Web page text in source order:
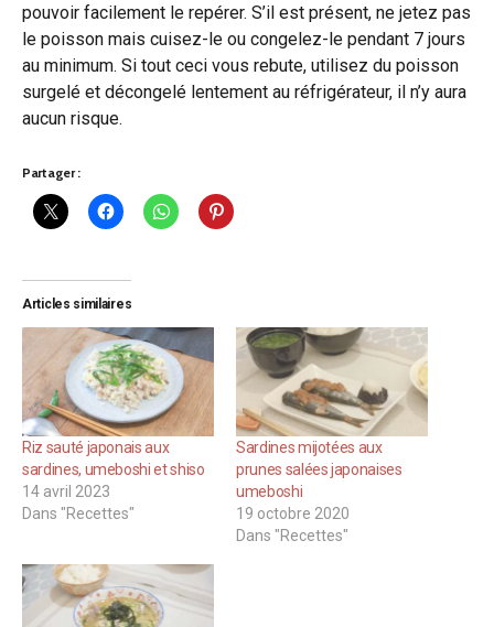
pouvoir facilement le repérer. S’il est présent, ne jetez pas
le poisson mais cuisez-le ou congelez-le pendant 7 jours
au minimum. Si tout ceci vous rebute, utilisez du poisson
surgelé et décongelé lentement au réfrigérateur, il n’y aura
aucun risque.
Partager :
Articles similaires
Riz sauté japonais aux
sardines, umeboshi et shiso
14 avril 2023
Dans "Recettes"
Sardines mijotées aux
prunes salées japonaises
umeboshi
19 octobre 2020
Dans "Recettes"